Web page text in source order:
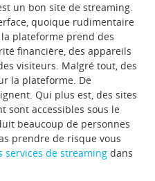
un bon site de streaming.
quoique rudimentaire
plateforme prend des
financière, des appareils
visiteurs. Malgré tout, des
la plateforme. De
Qui plus est, des sites
sont accessibles sous le
beaucoup de personnes
prendre de risque vous
services de streaming dans